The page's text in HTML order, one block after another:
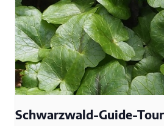
Schwarzwald-Guide-